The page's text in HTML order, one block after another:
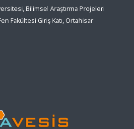
Bilimsel Araştırma Projeleri
Fakültesi Giriş Katı, Ortahisar